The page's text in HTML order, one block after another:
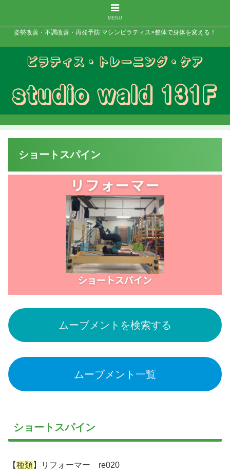
姿勢改善・不調改善・再発予防 マシンピラティス×整体で身体を変える！
ショートスパイン
ムーブメントを検索する
ムーブメント一覧
ショートスパイン
【種類】リフォーマー re020
MENU